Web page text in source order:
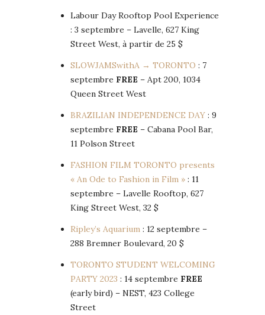
Labour Day Rooftop Pool Experience
: 3 septembre – Lavelle, 627 King
Street West, à partir de 25 $
SLOWJAMSwithA → TORONTO : 7
septembre FREE – Apt 200, 1034
Queen Street West
BRAZILIAN INDEPENDENCE DAY : 9
septembre FREE – Cabana Pool Bar,
11 Polson Street
FASHION FILM TORONTO presents
« An Ode to Fashion in Film » : 11
septembre – Lavelle Rooftop, 627
King Street West, 32 $
Ripley’s Aquarium : 12 septembre –
288 Bremner Boulevard, 20 $
TORONTO STUDENT WELCOMING
PARTY 2023 : 14 septembre FREE
(early bird) – NEST, 423 College
Street